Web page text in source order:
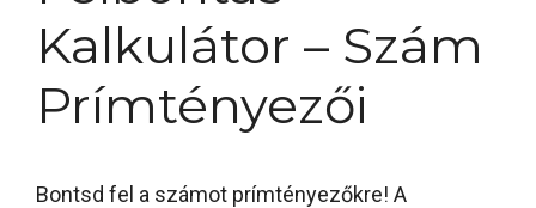
Kalkulátor – Szám
Prímtényezői
Bontsd fel a számot prímtényezőkre! A